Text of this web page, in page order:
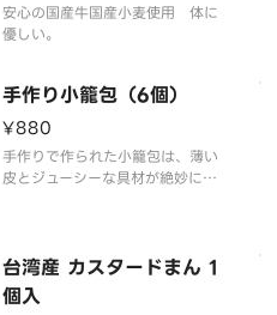
安心の国産牛国産小麦使用 体に
優しい。
手作り小籠包（6個）
¥880
手作りで作られた小籠包は、薄い
皮とジューシーな具材が絶妙に合
台湾産 カスタードまん 1
個入